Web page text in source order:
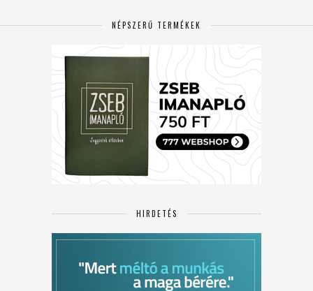
NÉPSZERŰ TERMÉKEK
HIRDETÉS